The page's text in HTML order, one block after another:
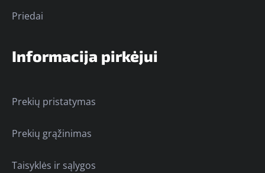
Priedai
Informacija pirkėjui
Prekių pristatymas
Prekių grąžinimas
Taisyklės ir sąlygos